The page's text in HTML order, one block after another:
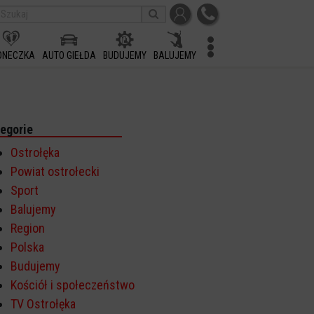
AUTO GIEŁDA BUDUJEMY BALUJEMY
Ostrołęka
Powiat ostrołecki
Sport
Balujemy
Region
Polska
Budujemy
Kościół i społeczeństwo
TV Ostrołęka